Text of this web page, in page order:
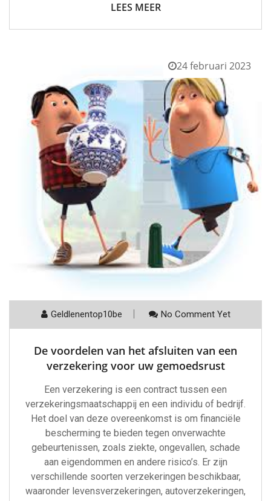
LEES MEER
24 februari 2023
Geldlenentop10be No Comment Yet
De voordelen van het afsluiten van een
verzekering voor uw gemoedsrust
Een verzekering is een contract tussen een
verzekeringsmaatschappij en een individu of bedrijf.
Het doel van deze overeenkomst is om financiële
bescherming te bieden tegen onverwachte
gebeurtenissen, zoals ziekte, ongevallen, schade
aan eigendommen en andere risico’s. Er zijn
verschillende soorten verzekeringen beschikbaar,
waaronder levensverzekeringen, autoverzekeringen,